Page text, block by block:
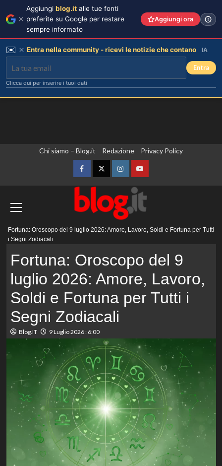
Chi siamo – Blog.it Redazione Privacy Policy
FacebookTwitterInstagramYouTube
principale
Fortuna: Oroscopo del 9 luglio 2026: Amore, Lavoro, Soldi e Fortuna per Tutti
i Segni Zodiacali
Fortuna: Oroscopo del 9
luglio 2026: Amore, Lavoro,
Soldi e Fortuna per Tutti i
Segni Zodiacali
Blog.IT 9 Luglio 2026 : 6:00
Aggiungi blog.it alle tue fonti
preferite su Google per restare
sempre informato
Aggiungi ora
✉️ Entra nella community - ricevi le notizie che contano IA
Entra
Clicca qui per inserire i tuoi dati